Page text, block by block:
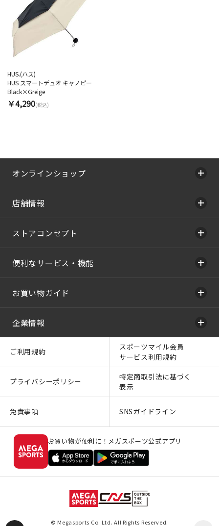
HUS.(ハス)
HUS スマートデュオ キャノピー
Black×Greige
￥4,290(税込)
オンラインショップ
店舗情報
ストアコンセプト
便利なサービス・機能
お買い物ガイド
企業情報
ご利用規約
スポーツマイル会員
サービス利用規約
プライバシーポリシー
特定商取引法に基づく
表示
免責事項 SNSガイドライン
お買い物が便利に！メガスポーツ公式アプリ
© Megasports Co. Ltd. All Rights Reserved.